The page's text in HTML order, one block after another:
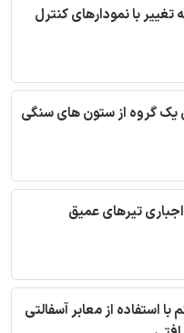
با نمودارهای کنترل
یک گروه از ستون های سنگی
اجباری تیرهای عمیق
استفاده از معابر آسفالتی